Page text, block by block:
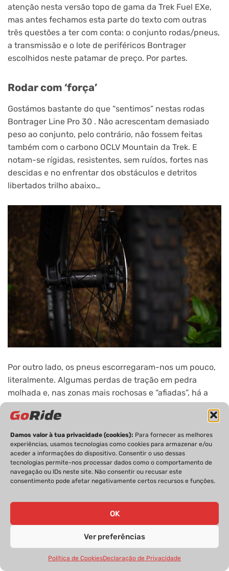
Damos valor à tua privacidade (cookies): Para fornecer as melhores
experiências, usamos tecnologias como cookies para armazenar e/ou
aceder a informações do dispositivo. Consentir o uso dessas
tecnologias permite-nos processar dados como o comportamento de
navegação ou IDs neste site. Não consentir ou recusar este
consentimento pode afetar negativamente certos recursos e funções.
OK
Ver preferências
Política de CookiesDeclaração de Privacidade
atenção nesta versão topo de gama da Trek Fuel EXe,
mas antes fechamos esta parte do texto com outras
três questões a ter com conta: o conjunto rodas/pneus,
a transmissão e o lote de periféricos Bontrager
escolhidos neste patamar de preço. Por partes.
Rodar com ‘força’
Gostámos bastante do que “sentimos” nestas rodas
Bontrager Line Pro 30 . Não acrescentam demasiado
peso ao conjunto, pelo contrário, não fossem feitas
também com o carbono OCLV Mountain da Trek. E
notam-se rígidas, resistentes, sem ruídos, fortes nas
descidas e no enfrentar dos obstáculos e detritos
libertados trilho abaixo…
Por outro lado, os pneus escorregaram-nos um pouco,
literalmente. Algumas perdas de tração em pedra
molhada e, nas zonas mais rochosas e “afiadas”, há a
tendência para as laterais dos pneus sofrerem. Um
pneu com um revestimento lateral mais grosso e
robusto e fica resolvido o problema, apesar de trazer
mais uns gramas ao que mostra a balança.
Na travagem, contudo, há eficácia e poder. Um sistema